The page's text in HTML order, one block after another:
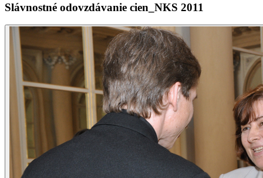
Slávnostné odovzdávanie cien_NKS 2011